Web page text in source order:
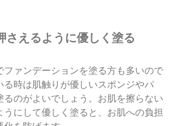
さえるように優しく塗る
ファンデーションを塗る方も多いので
る時は肌触りが優しいスポンジやパ
るのがよいでしょう。お肌を擦らない
うにして優しく塗ると、お肌への負担